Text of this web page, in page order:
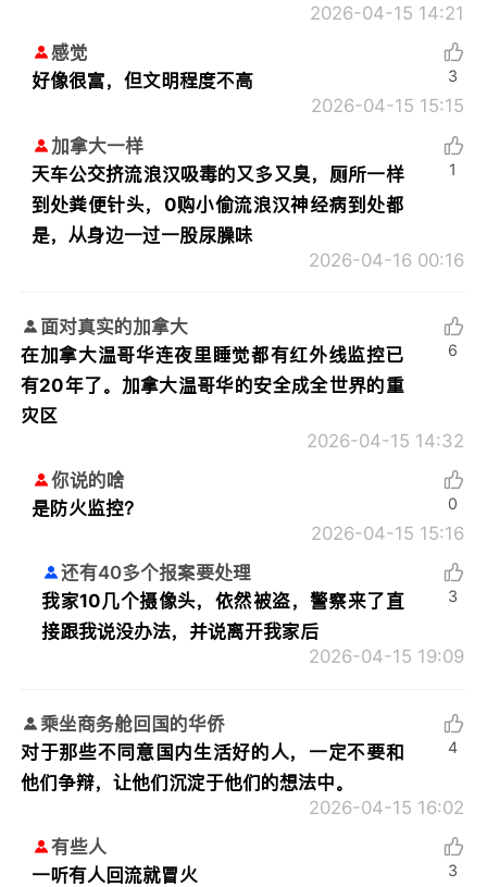
2026-04-15 14:21
感觉
好像很富，但文明程度不高
2026-04-15 15:15
3
加拿大一样
天车公交挤流浪汉吸毒的又多又臭，厕所一样
到处粪便针头，0购小偷流浪汉神经病到处都
是，从身边一过一股尿臊味
2026-04-16 00:16
1
面对真实的加拿大
在加拿大温哥华连夜里睡觉都有红外线监控已
有20年了。加拿大温哥华的安全成全世界的重
灾区
2026-04-15 14:32
6
你说的啥
是防火监控？
2026-04-15 15:16
0
还有40多个报案要处理
我家10几个摄像头，依然被盗，警察来了直
接跟我说没办法，并说离开我家后
2026-04-15 19:09
3
乘坐商务舱回国的华侨
对于那些不同意国内生活好的人，一定不要和
他们争辩，让他们沉淀于他们的想法中。
2026-04-15 16:02
4
有些人
一听有人回流就冒火
3